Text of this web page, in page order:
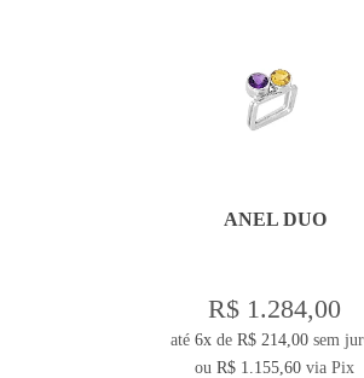
ANEL DUO
R$ 1.284,00
até6x deR$ 214,00 sem
ouR$ 1.155,60 via Pix